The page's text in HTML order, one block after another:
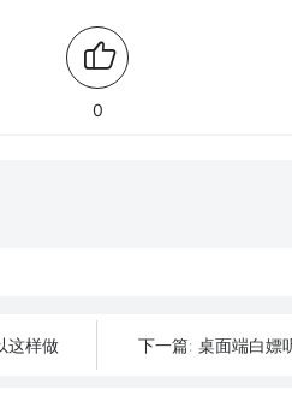
0
这样做 下一篇: 桌面端白嫖